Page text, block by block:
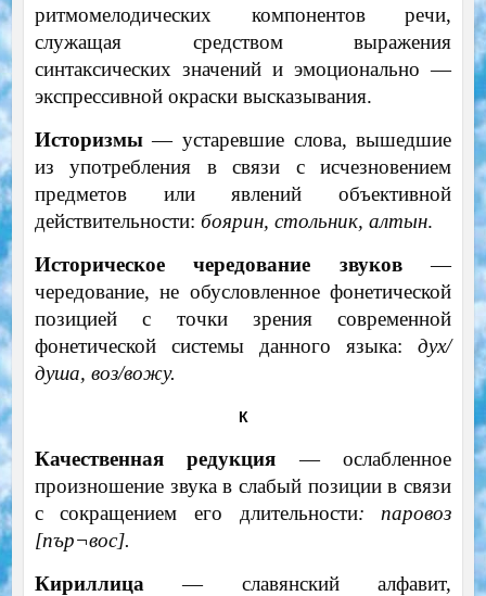
ритмомелодических компонентов речи,
служащая средством выражения
синтаксических значений и эмоционально —
экспрессивной окраски высказывания.
Историзмы— устаревшие слова, вышедшие
из употребления в связи с исчезновением
предметов или явлений объективной
действительности: боярин, стольник, алтын.
Историческое чередование звуков—
чередование, не обусловленное фонетической
позицией с точки зрения современной
фонетической системы данного языка:дух/
душа, воз/вожу.
К
Качественная редукция — ослабленное
произношение звука в слабый позиции в связи
с сокращением его длительности: паровоз
[пър¬вос].
Кириллица — славянский алфавит,